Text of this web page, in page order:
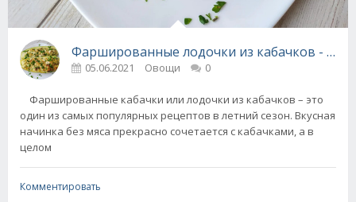
Фаршированные лодочки из кабачков - и
05.06.2021 Овощи 0
Фаршированные кабачки или лодочки из кабачков – это
один из самых популярных рецептов в летний сезон. Вкусная
начинка без мяса прекрасно сочетается с кабачками, а в
целом
Комментировать